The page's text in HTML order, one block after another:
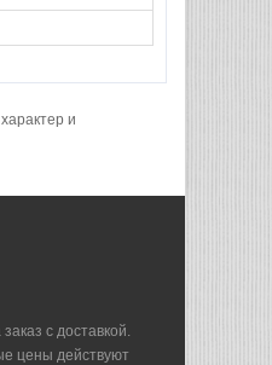
и
с доставкой.
цены действуют